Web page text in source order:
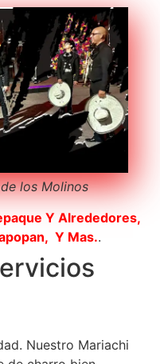
los Molinos
Y Alrededores,
Y Mas..
Nuestro Mariachi